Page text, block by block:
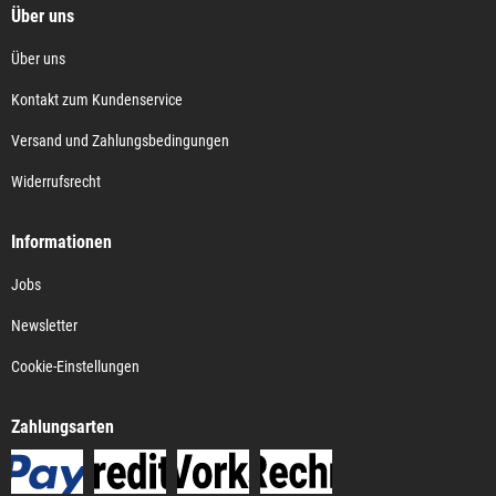
Über uns
Über uns
Kontakt zum Kundenservice
Versand und Zahlungsbedingungen
Widerrufsrecht
Informationen
Jobs
Newsletter
Cookie-Einstellungen
Zahlungsarten